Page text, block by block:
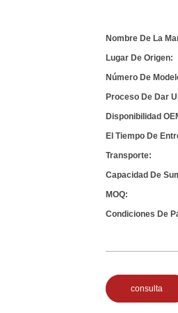
Nombre De La
Lugar De Origen:
Número De
Proceso De Dar
Disponibilidad
El Tiempo De
Transporte:
Capacidad De
MOQ:
Condiciones De
consulta